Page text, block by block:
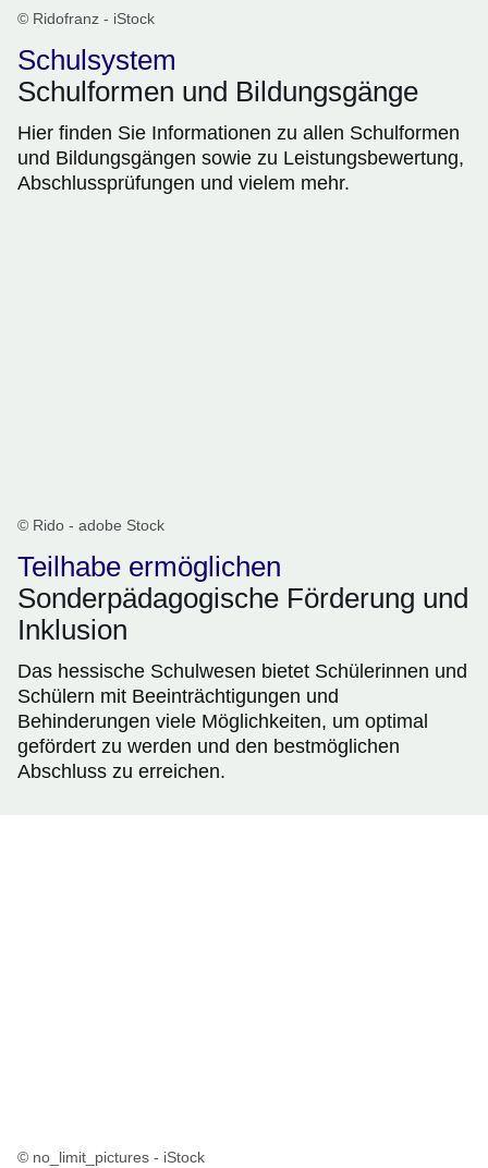
© Ridofranz - iStock
Schulsystem
Schulformen und Bildungsgänge
Hier finden Sie Informationen zu allen Schulformen
und Bildungsgängen sowie zu Leistungsbewertung,
Abschlussprüfungen und vielem mehr.
© Rido - adobe Stock
Teilhabe ermöglichen
Sonderpädagogische Förderung und
Inklusion
Das hessische Schulwesen bietet Schülerinnen und
Schülern mit Beeinträchtigungen und
Behinderungen viele Möglichkeiten, um optimal
gefördert zu werden und den bestmöglichen
Abschluss zu erreichen.
© no_limit_pictures - iStock